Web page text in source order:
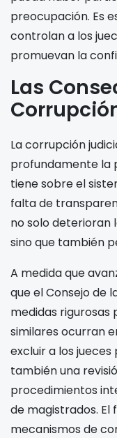
preocupación. Es
controlan a los
promuevan la
Las
La corrupción
profundamente la
tiene sobre el
falta de
no solo deterioran
sino que también
A medida que
que el Consejo de
medidas rigurosas
similares ocurran
excluir a los
también una
procedimientos
de magistrados.
mecanismos de